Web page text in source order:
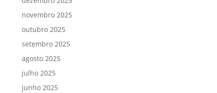
novembro 2025
outubro 2025
setembro 2025
agosto 2025
julho 2025
junho 2025